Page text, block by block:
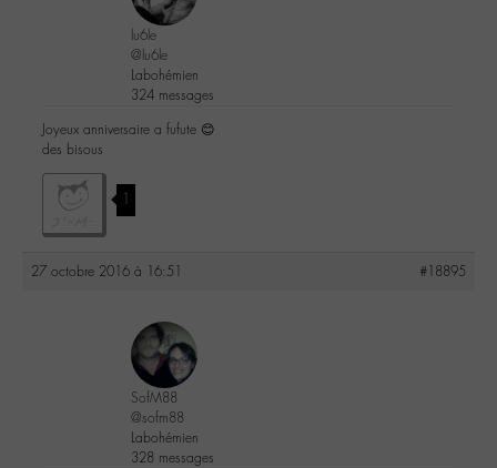
lu6le
@lu6le
Labohémien
324 messages
Joyeux anniversaire a fufute 😊
des bisous
1
27 octobre 2016 à 16:51 #18895
SofM88
@sofm88
Labohémien
328 messages